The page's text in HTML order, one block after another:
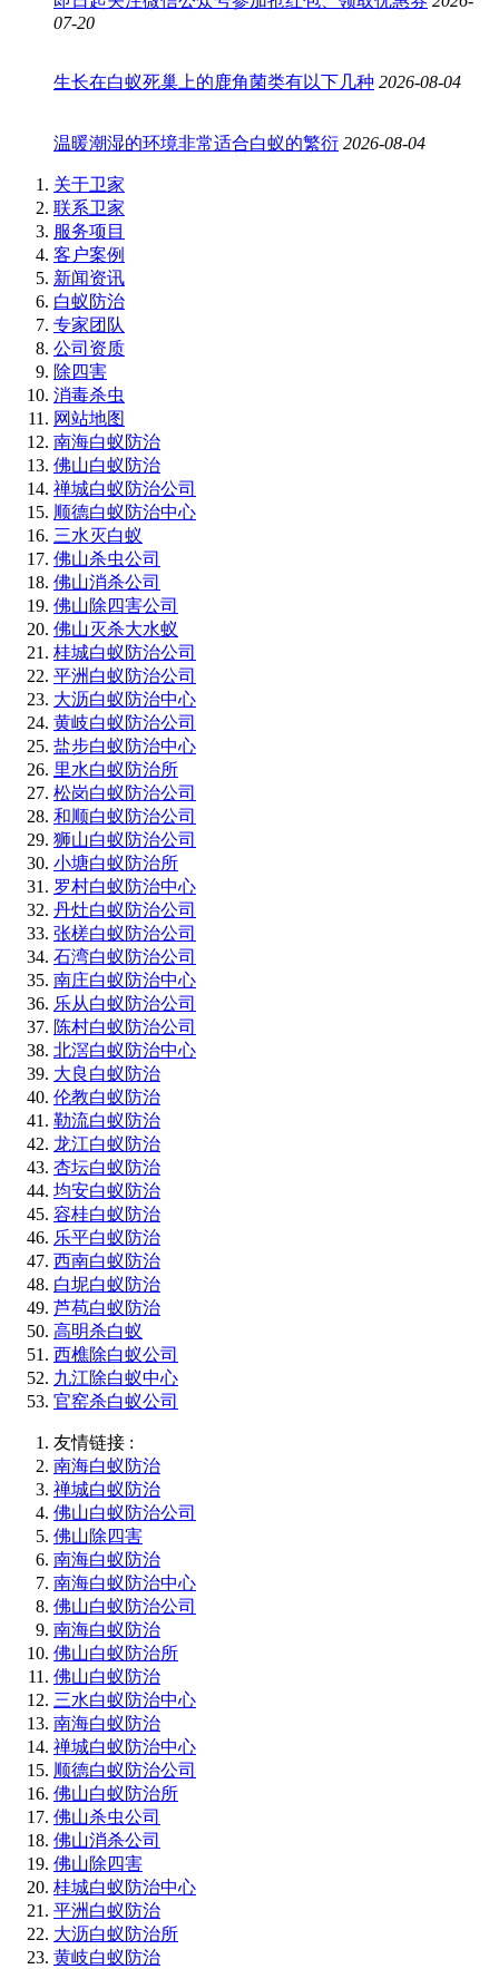
07-20
生长在白蚁死巢上的鹿角菌类有以下几种 2026-08-04
温暖潮湿的环境非常适合白蚁的繁衍 2026-08-04
关于卫家
联系卫家
服务项目
客户案例
新闻资讯
白蚁防治
专家团队
公司资质
除四害
消毒杀虫
网站地图
南海白蚁防治
佛山白蚁防治
禅城白蚁防治公司
顺德白蚁防治中心
三水灭白蚁
佛山杀虫公司
佛山消杀公司
佛山除四害公司
佛山灭杀大水蚁
桂城白蚁防治公司
平洲白蚁防治公司
大沥白蚁防治中心
黄岐白蚁防治公司
盐步白蚁防治中心
里水白蚁防治所
松岗白蚁防治公司
和顺白蚁防治公司
狮山白蚁防治公司
小塘白蚁防治所
罗村白蚁防治中心
丹灶白蚁防治公司
张槎白蚁防治公司
石湾白蚁防治公司
南庄白蚁防治中心
乐从白蚁防治公司
陈村白蚁防治公司
北滘白蚁防治中心
大良白蚁防治
伦教白蚁防治
勒流白蚁防治
龙江白蚁防治
杏坛白蚁防治
均安白蚁防治
容桂白蚁防治
乐平白蚁防治
西南白蚁防治
白坭白蚁防治
芦苞白蚁防治
高明杀白蚁
西樵除白蚁公司
九江除白蚁中心
官窑杀白蚁公司
友情链接 :
南海白蚁防治
禅城白蚁防治
佛山白蚁防治公司
佛山除四害
南海白蚁防治
南海白蚁防治中心
佛山白蚁防治公司
南海白蚁防治
佛山白蚁防治所
佛山白蚁防治
三水白蚁防治中心
南海白蚁防治
禅城白蚁防治中心
顺德白蚁防治公司
佛山白蚁防治所
佛山杀虫公司
佛山消杀公司
佛山除四害
桂城白蚁防治中心
平洲白蚁防治
大沥白蚁防治所
黄岐白蚁防治